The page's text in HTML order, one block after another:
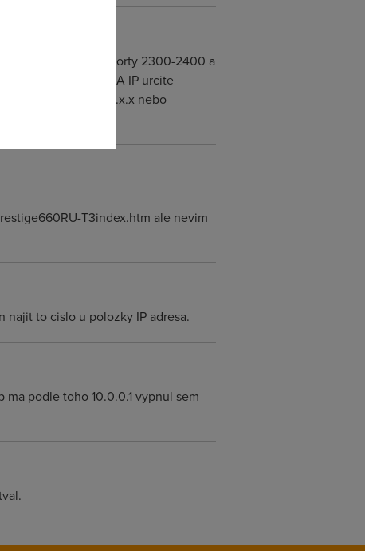
Empires 2 vyuziva porty 2300-2400 a
to ma pouzivat. A IP urcite
pridelil. Neco 10.0.x.x nebo
T3index.htm ale nevim
najit to cislo u polozky IP adresa.
podle toho 10.0.0.1 vypnul sem